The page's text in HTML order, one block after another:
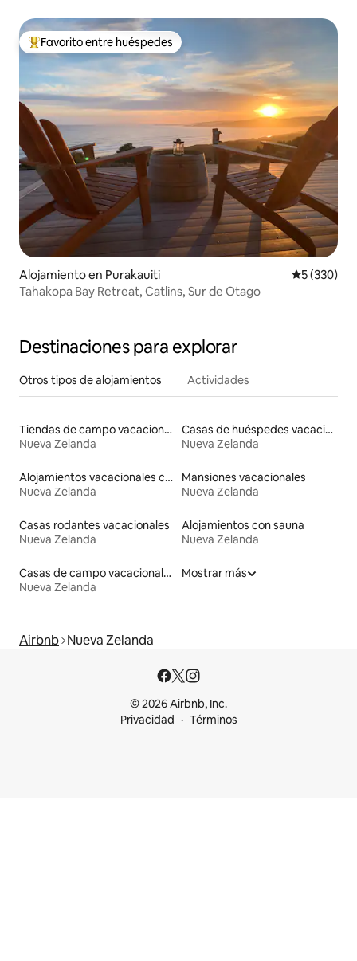
Favorito entre huéspedes preferido
Favorito entre huéspedes
Alojamiento en Purakauiti
5 (330)
Tahakopa Bay Retreat, Catlins, Sur de Otago
Destinaciones para explorar
Otros tipos de alojamientos Actividades
Tiendas de campo vacacionales
Nueva Zelanda
Casas de huéspedes vacacionales
Nueva Zelanda
Alojamientos vacacionales con entrada y salida de pistas de esquí
Nueva Zelanda
Mansiones vacacionales
Nueva Zelanda
Casas rodantes vacacionales
Nueva Zelanda
Alojamientos con sauna
Nueva Zelanda
Casas de campo vacacionales
Nueva Zelanda
Mostrar más
Airbnb Nueva Zelanda
© 2026 Airbnb, Inc.
Privacidad
Términos